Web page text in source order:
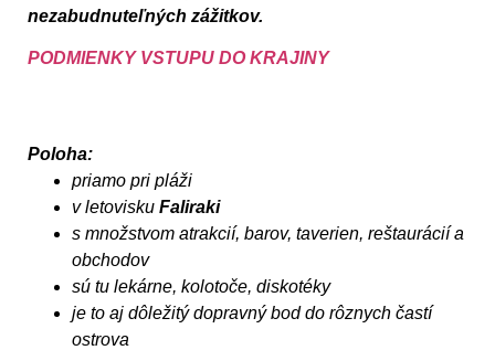
nezabudnuteľných zážitkov.
PODMIENKY VSTUPU DO KRAJINY
Poloha:
priamo pri pláži
v letovisku Faliraki
s množstvom atrakcií, barov, taverien, reštaurácií a
obchodov
sú tu lekárne, kolotoče, diskotéky
je to aj dôležitý dopravný bod do rôznych častí
ostrova